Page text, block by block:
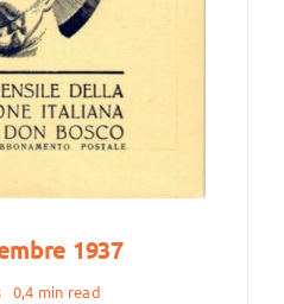
1937
0,4 min read